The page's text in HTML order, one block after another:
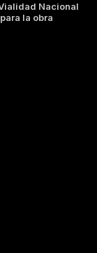
Nacional
la obra